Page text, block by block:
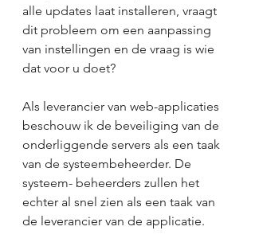
alle updates laat installeren, vraagt
dit probleem om een aanpassing
van instellingen en de vraag is wie
dat voor u doet?
Als leverancier van web-applicaties
beschouw ik de beveiliging van de
onderliggende servers als een taak
van de systeembeheerder. De
systeem- beheerders zullen het
echter al snel zien als een taak van
de leverancier van de applicatie.